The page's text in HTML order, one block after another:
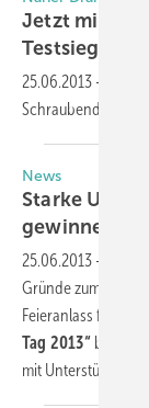
Jetzt
Testsieger
25.06.2013 -
News
Starke
gewinnen
25.06.2013 -
Gründe zum Feiern
Feieranlass für
Tag 2013“
mit Unterstützung